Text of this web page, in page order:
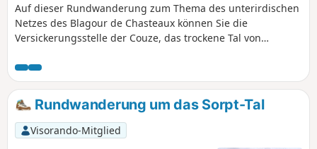
Auf dieser Rundwanderung zum Thema des unterirdischen
Netzes des Blagour de Chasteaux können Sie die
Versickerungsstelle der Couze, das trockene Tal von
des Grundwassers an der Quelle des Blagour entdecken.
Rundwanderung um das Sorpt-Tal
Visorando-Mitglied